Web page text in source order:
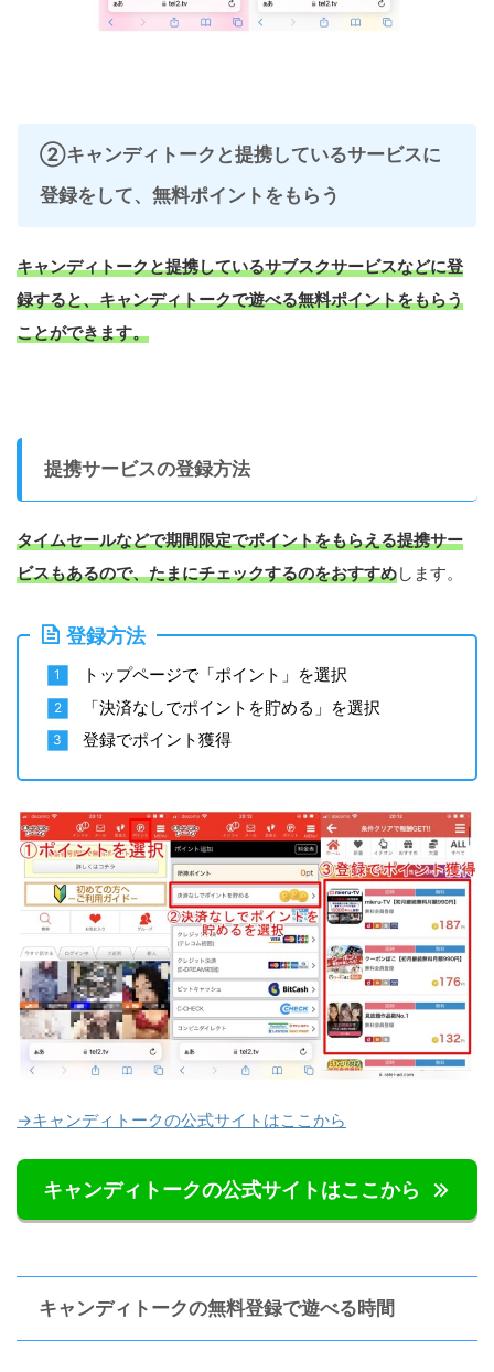
②キャンディトークと提携しているサービスに
登録をして、無料ポイントをもらう
キャンディトークと提携しているサブスクサービスなどに登
録すると、キャンディトークで遊べる無料ポイントをもらう
ことができます。
提携サービスの登録方法
タイムセールなどで期間限定でポイントをもらえる提携サー
ビスもあるので、たまにチェックするのをおすすめします。
登録方法
トップページで「ポイント」を選択
「決済なしでポイントを貯める」を選択
登録でポイント獲得
→キャンディトークの公式サイトはここから
キャンディトークの公式サイトはここから
キャンディトークの無料登録で遊べる時間